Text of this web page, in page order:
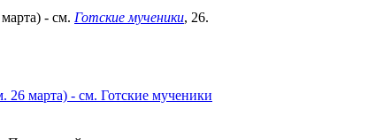
- см. Готские мученики, 26.
марта) - см. Готские мученики